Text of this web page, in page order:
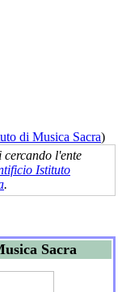
di Musica Sacra)
cercando l'ente
Istituto
.
Sacra